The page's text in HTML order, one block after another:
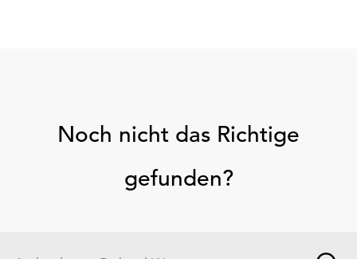
Noch nicht das Richtige
gefunden?